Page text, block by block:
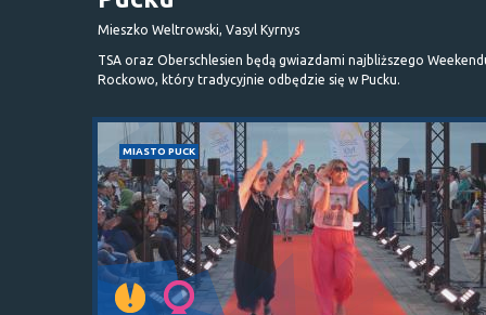
Mieszko Weltrowski, Vasyl Kyrnys
TSA oraz Oberschlesien będą gwiazdami najbliższego
Rockowo, który tradycyjnie odbędzie się w Pucku.
MIASTO PUCK